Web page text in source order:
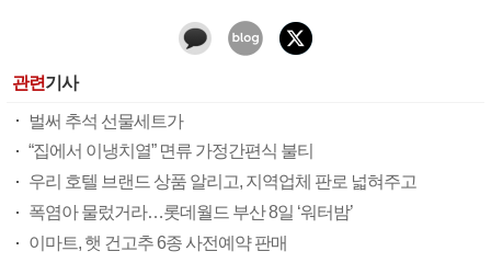
관련기사
벌써 추석 선물세트가
“집에서 이냉치열” 면류 가정간편식 불티
우리 호텔 브랜드 상품 알리고, 지역업체 판로 넓혀주고
폭염아 물렀거라…롯데월드 부산 8일 ‘워터밤’
이마트, 햇 건고추 6종 사전예약 판매